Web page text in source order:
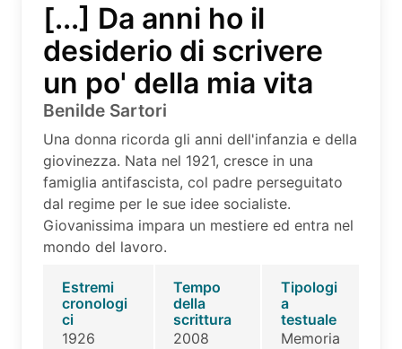
[...] Da anni ho il
desiderio di scrivere
un po' della mia vita
Benilde Sartori
Una donna ricorda gli anni dell'infanzia e della
giovinezza. Nata nel 1921, cresce in una
famiglia antifascista, col padre perseguitato
dal regime per le sue idee socialiste.
Giovanissima impara un mestiere ed entra nel
mondo del lavoro.
Estremi
cronologi
ci
1926
Tempo
della
scrittura
2008
Tipologi
a
testuale
Memoria